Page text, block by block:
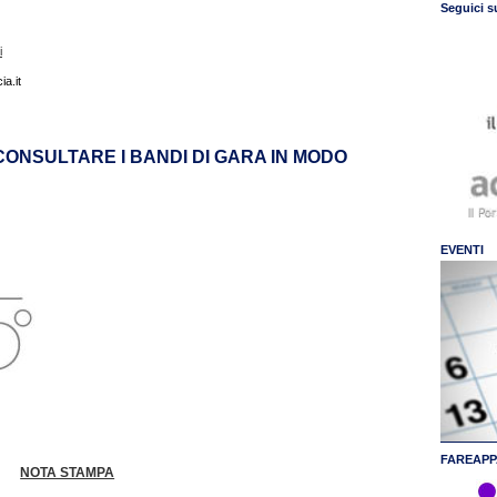
I BANDI DI GARA IN MODO
NOTA STAMPA
Seguici
EVENTI